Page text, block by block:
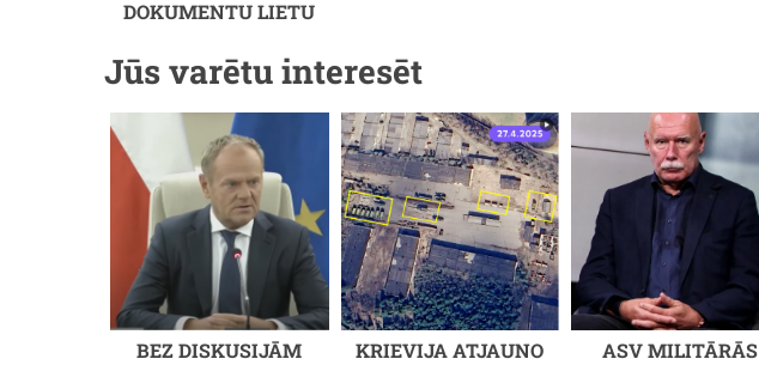
DOKUMENTU LIETU
Jūs varētu interesēt
BEZ DISKUSIJĀM
KRIEVIJA ATJAUNO
ASV MILITĀRĀS